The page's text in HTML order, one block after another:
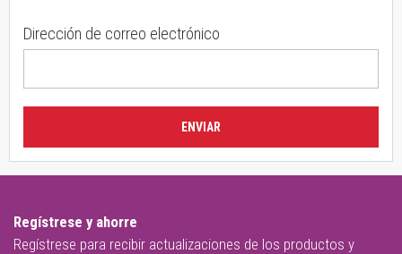
Dirección de correo electrónico
ENVIAR
Regístrese y ahorre
Regístrese para recibir actualizaciones de los productos y